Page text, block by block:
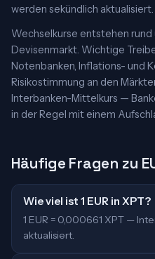
werden sekündlich aktualisiert.
Wechselkurse entstehen rund
Devisenmarkt. Wichtige
Notenbanken, Inflations- und
Risikostimmung an den
Interbanken-Mittelkurs —
in der Regel mit einem
Häufige Fragen zu
Wie viel ist 1 EUR in XPT?
1 EUR = 0,000661 XPT —
aktualisiert.